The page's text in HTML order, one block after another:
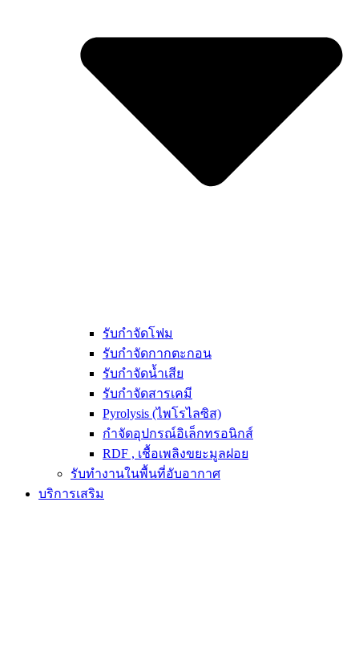
รับกำจัดโฟม
รับกำจัดกากตะกอน
รับกำจัดน้ำเสีย
รับกำจัดสารเคมี
Pyrolysis (ไพโรไลซิส)
กำจัดอุปกรณ์อิเล็กทรอนิกส์
RDF , เชื้อเพลิงขยะมูลฝอย
รับทำงานในพื้นที่อับอากาศ
บริการเสริม